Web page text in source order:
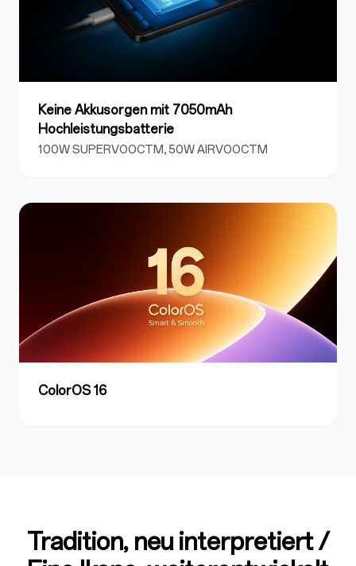
Keine Akkusorgen mit 7050mAh
Hochleistungsbatterie
100W SUPERVOOCTM, 50W AIRVOOCTM
ColorOS 16
Tradition, neu interpretiert /